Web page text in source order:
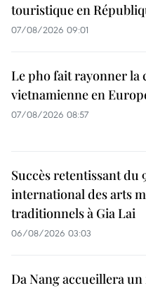
touristique en
07/08/2026 09:01
Le pho fait rayonner la
vietnamienne en
07/08/2026 08:57
Succès retentissant du
international des arts
traditionnels à Gia Lai
06/08/2026 03:03
Da Nang accueillera un